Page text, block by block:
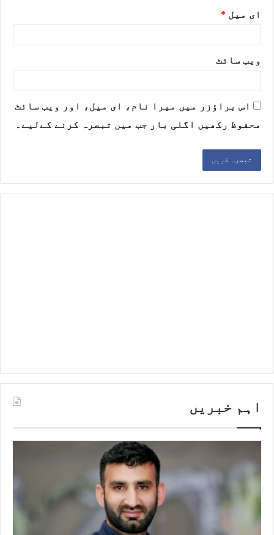
ای میل *
ویب‌ سائٹ
اس براؤزر میں میرا نام، ای میل، اور ویب سائٹ
محفوظ رکھیں اگلی بار جب میں تبصرہ کرنے کےلیے۔
اہم خبریں